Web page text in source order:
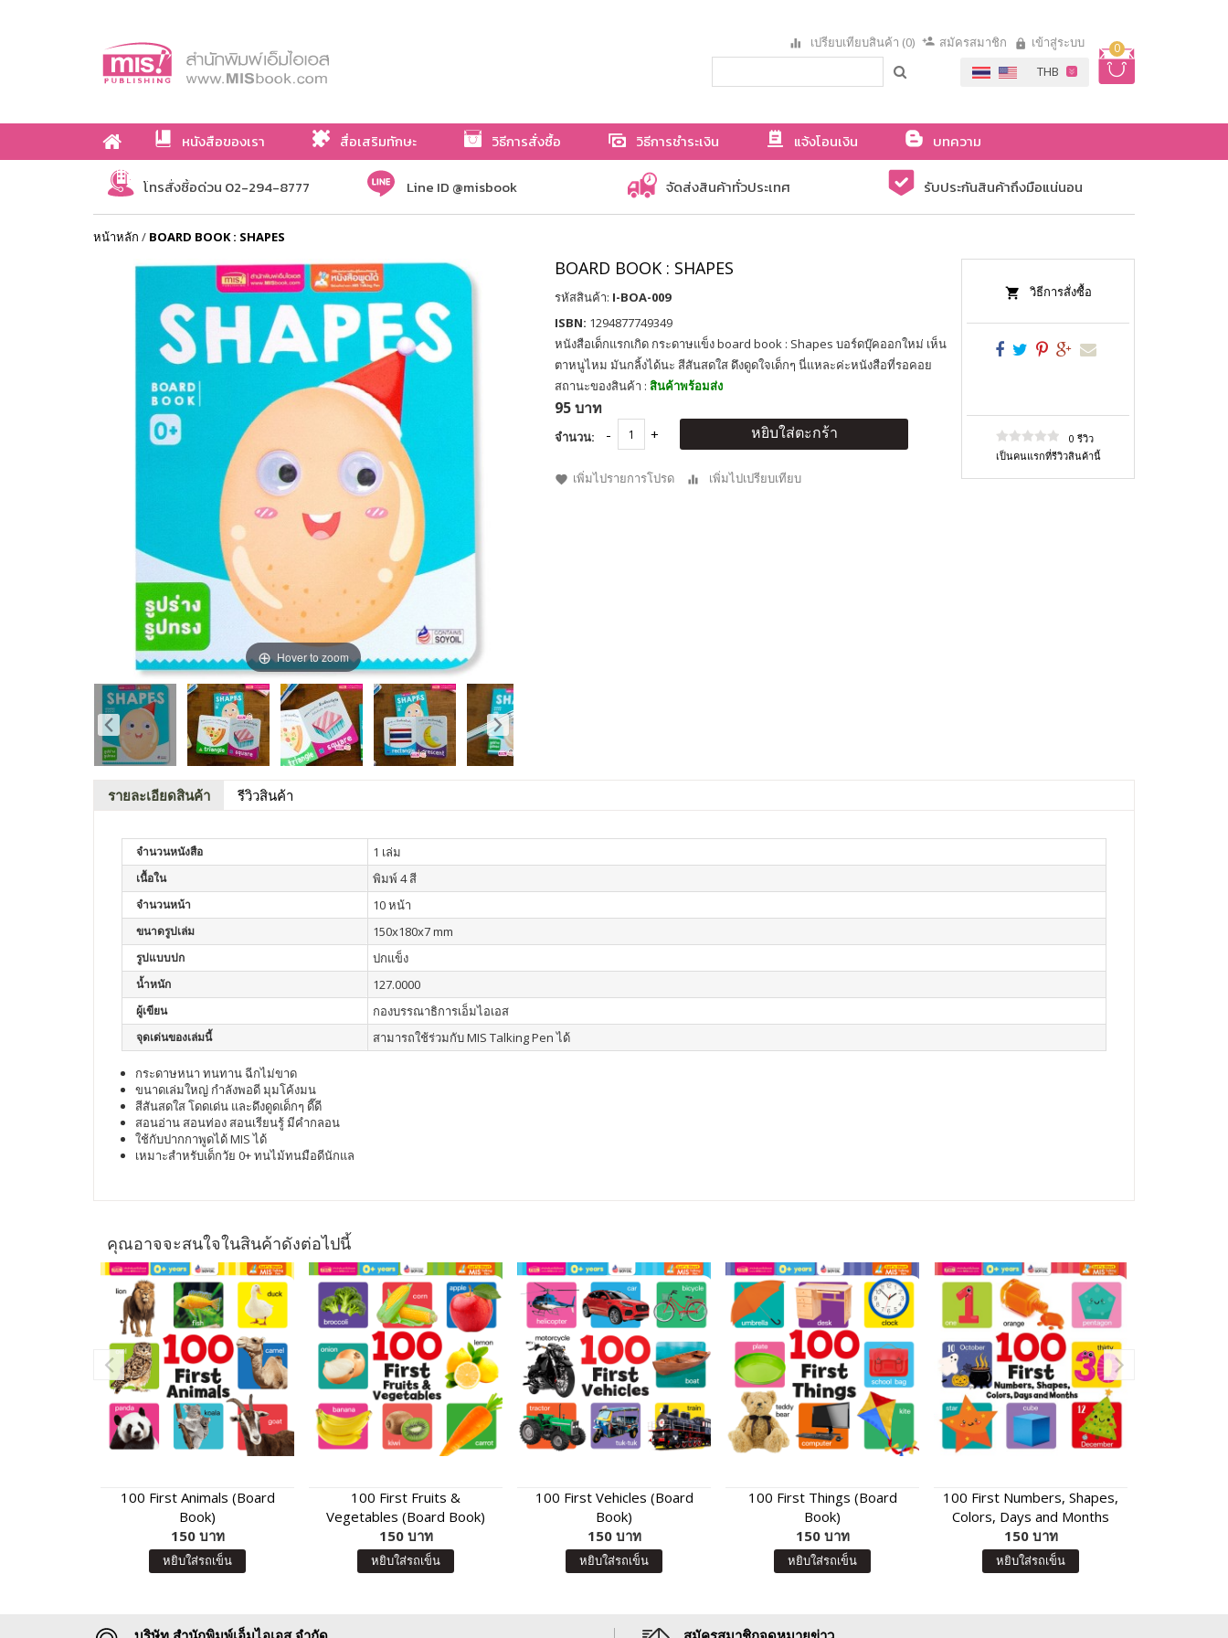
0
เปรียบเทียบสินค้า (0) สมัครสมาชิก เข้าสู่ระบบ
หนังสือของเรา สื่อเสริมทักษะ วิธีการสั่งซื้อ วิธีการชำระเงิน แจ้งโอนเงิน
บทความ
เกี่ยวกับเรา
โทรสั่งซื้อด่วน 02-294-8777 Line ID @misbook จัดส่งสินค้าทั่วประเทศ รับประกันสินค้าถึงมือแน่นอน
หน้าหลัก / BOARD BOOK : SHAPES
Hover to zoom
BOARD BOOK : SHAPES
รหัสสินค้า: I-BOA-009
ISBN: 1294877749349
หนังสือเด็กแรกเกิด กระดาษแข็ง board book : Shapes บอร์ดบุ๊คออกใหม่ เห็น
ตาหนูไหม มันกลิ้งได้นะ สีสันสดใส ดึงดูดใจเด็กๆ นี่แหละค่ะหนังสือที่รอคอย
สถานะของสินค้า : สินค้าพร้อมส่ง
95 บาท
จำนวน: หยิบใส่ตะกร้า
เพิ่มไปรายการโปรด เพิ่มไปเปรียบเทียบ
วิธีการสั่งซื้อ
0 รีวิว
เป็นคนแรกที่รีวิวสินค้านี้
รายละเอียดสินค้า รีวิวสินค้า
จำนวนหนังสือ 1 เล่ม
เนื้อใน พิมพ์ 4 สี
จำนวนหน้า 10 หน้า
ขนาดรูปเล่ม 150x180x7 mm
รูปแบบปก ปกแข็ง
น้ำหนัก 127.0000
ผู้เขียน กองบรรณาธิการเอ็มไอเอส
จุดเด่นของเล่มนี้ สามารถใช้ร่วมกับ MIS Talking Pen ได้
กระดาษหนา ทนทาน ฉีกไม่ขาด
ขนาดเล่มใหญ่ กำลังพอดี มุมโค้งมน
สีสันสดใส โดดเด่น และดึงดูดเด็กๆ ดี๊ดี
สอนอ่าน สอนท่อง สอนเรียนรู้ มีคำกลอน
ใช้กับปากกาพูดได้ MIS ได้
เหมาะสำหรับเด็กวัย 0+ ทนไม้ทนมือดีนักแล
คุณอาจจะสนใจในสินค้าดังต่อไปนี้
100 First Animals (Board
Book)
150 บาท
หยิบใส่รถเข็น
100 First Fruits &
Vegetables (Board Book)
150 บาท
หยิบใส่รถเข็น
100 First Vehicles (Board
Book)
150 บาท
หยิบใส่รถเข็น
100 First Things (Board
Book)
150 บาท
หยิบใส่รถเข็น
100 First Numbers, Shapes,
Colors, Days and Months
(Board Book)
150 บาท
หยิบใส่รถเข็น